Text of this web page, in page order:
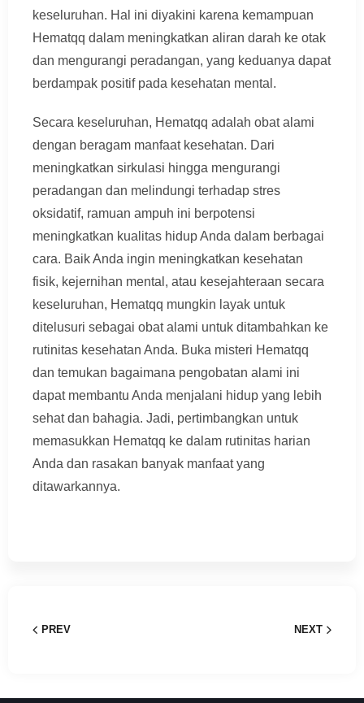
keseluruhan. Hal ini diyakini karena kemampuan
Hematqq dalam meningkatkan aliran darah ke otak
dan mengurangi peradangan, yang keduanya dapat
berdampak positif pada kesehatan mental.
Secara keseluruhan, Hematqq adalah obat alami
dengan beragam manfaat kesehatan. Dari
meningkatkan sirkulasi hingga mengurangi
peradangan dan melindungi terhadap stres
oksidatif, ramuan ampuh ini berpotensi
meningkatkan kualitas hidup Anda dalam berbagai
cara. Baik Anda ingin meningkatkan kesehatan
fisik, kejernihan mental, atau kesejahteraan secara
keseluruhan, Hematqq mungkin layak untuk
ditelusuri sebagai obat alami untuk ditambahkan ke
rutinitas kesehatan Anda. Buka misteri Hematqq
dan temukan bagaimana pengobatan alami ini
dapat membantu Anda menjalani hidup yang lebih
sehat dan bahagia. Jadi, pertimbangkan untuk
memasukkan Hematqq ke dalam rutinitas harian
Anda dan rasakan banyak manfaat yang
ditawarkannya.
PREV NEXT